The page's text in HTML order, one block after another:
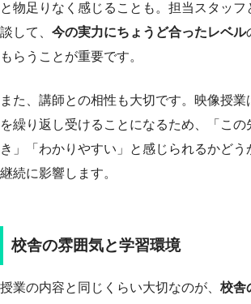
と物足りなく感じることも。担当スタッフ
談して、 今の実力にちょうど合ったレベル
もらうことが重要です。
また、講師との相性も大切です。映像授
を繰り返し受けることになるため、「こ
き」「わかりやすい」と感じられるかどう
継続に影響します。
校舎の雰囲気と学習環境
授業の内容と同じくらい大切なのが、 校舎